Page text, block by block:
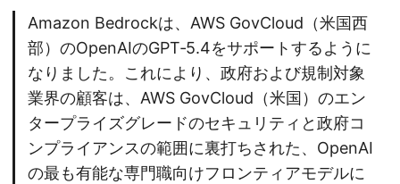
Amazon Bedrockは、AWS GovCloud（米国西
部）のOpenAIのGPT‑5.4をサポートするように
なりました。これにより、政府および規制対象
業界の顧客は、AWS GovCloud（米国）のエン
タープライズグレードのセキュリティと政府コ
ンプライアンスの範囲に裏打ちされた、OpenAI
の最も有能な専門職向けフロンティアモデルに